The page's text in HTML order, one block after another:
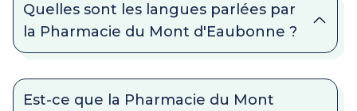
Quelles sont les langues parlées par
la Pharmacie du Mont d'Eaubonne ?
Est-ce que la Pharmacie du Mont